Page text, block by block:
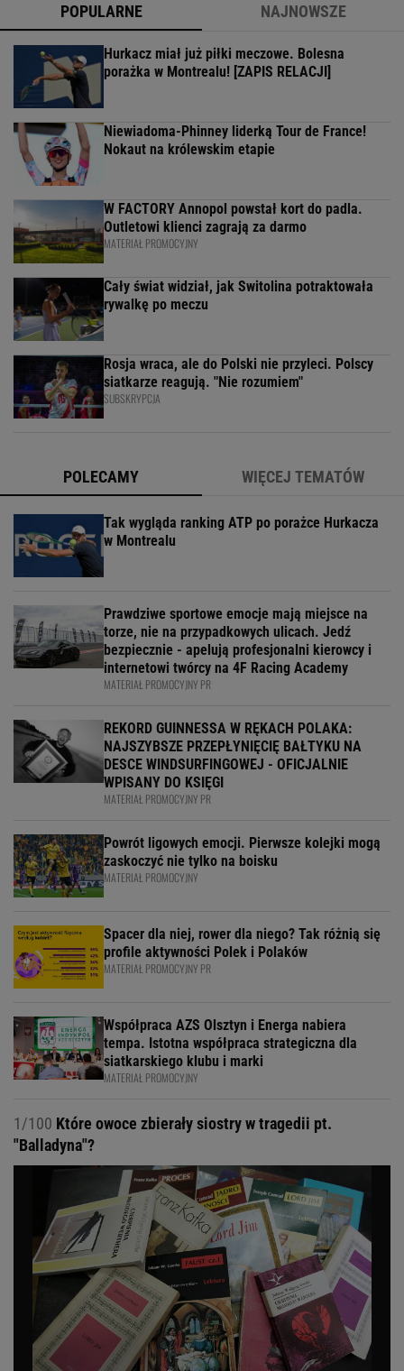
POPULARNE NAJNOWSZE
Hurkacz miał już piłki meczowe. Bolesna
porażka w Montrealu! [ZAPIS RELACJI]
Niewiadoma-Phinney liderką Tour de France!
Nokaut na królewskim etapie
W FACTORY Annopol powstał kort do padla.
Outletowi klienci zagrają za darmo
MATERIAŁ PROMOCYJNY
Cały świat widział, jak Switolina potraktowała
rywalkę po meczu
Rosja wraca, ale do Polski nie przyleci. Polscy
siatkarze reagują. "Nie rozumiem"
SUBSKRYPCJA
POLECAMY WIĘCEJ TEMATÓW
Tak wygląda ranking ATP po porażce Hurkacza
w Montrealu
Prawdziwe sportowe emocje mają miejsce na
torze, nie na przypadkowych ulicach. Jedź
bezpiecznie - apelują profesjonalni kierowcy i
internetowi twórcy na 4F Racing Academy
MATERIAŁ PROMOCYJNY PR
REKORD GUINNESSA W RĘKACH POLAKA:
NAJSZYBSZE PRZEPŁYNIĘCIĘ BAŁTYKU NA
DESCE WINDSURFINGOWEJ - OFICJALNIE
WPISANY DO KSIĘGI
MATERIAŁ PROMOCYJNY PR
Powrót ligowych emocji. Pierwsze kolejki mogą
zaskoczyć nie tylko na boisku
MATERIAŁ PROMOCYJNY
Spacer dla niej, rower dla niego? Tak różnią się
profile aktywności Polek i Polaków
MATERIAŁ PROMOCYJNY PR
Współpraca AZS Olsztyn i Energa nabiera
tempa. Istotna współpraca strategiczna dla
siatkarskiego klubu i marki
MATERIAŁ PROMOCYJNY
1/100 Które owoce zbierały siostry w tragedii pt.
"Balladyna"?